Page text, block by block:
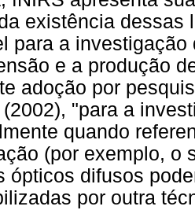
existência dessas
para a
e a produção
adoção por
"para a
quando
(por exemplo, o
ópticos difusos
por outra